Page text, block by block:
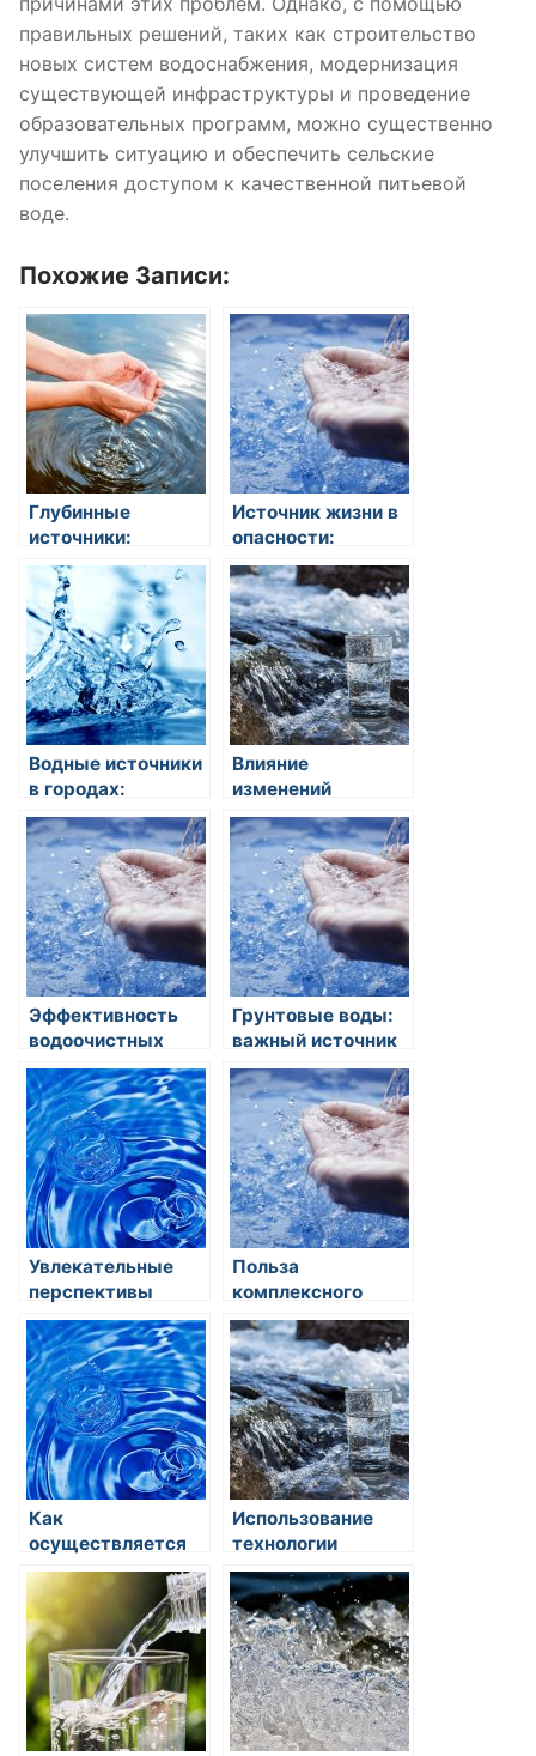
правильных решений, таких как строительство
новых систем водоснабжения, модернизация
существующей инфраструктуры и проведение
образовательных программ, можно существенно
улучшить ситуацию и обеспечить сельские
поселения доступом к качественной питьевой
воде.
Похожие Записи:
Глубинные
источники:
использование
артезианских
колодцев для
питания питьевых
вод
Источник жизни в
опасности:
влияние
загрязнения воды
на здоровье
человека
Водные источники
в городах:
важность
сохранения их
чистоты
Влияние
изменений
климата на
доступность
источников воды
Эффективность
водоочистных
установок для
промышленных
предприятий:
современные
технологии и
перспективы
Грунтовые воды:
важный источник
пресной воды для
питья и орошения
Увлекательные
перспективы
использования
соленой воды в
сельском
хозяйстве
Польза
комплексного
подхода к
питьевому режиму
Как
осуществляется
десалинация
морской воды для
питья?
Использование
технологии
обратного осмоса
при очистке воды